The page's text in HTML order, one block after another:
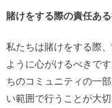
賭けをする際の責任あ
私たちは賭けをする際
ように心がけるべきで
ちのコミュニティの一
い範囲で行うことが大切